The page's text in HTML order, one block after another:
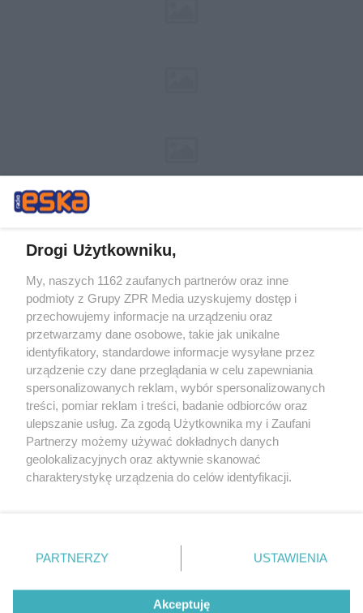
Żaden utwór zamieszczony w serwisie nie może być powielany i
rozpowszechniany lub dalej rozpowszechniany w jakikolwiek sposób (w
tym także elektroniczny lub mechaniczny) na jakimkolwiek polu
eksploatacji w jakiejkolwiek formie, włącznie z umieszczaniem w
Internecie bez pisemnej zgody właściciela praw. Jakiekolwiek użycie lub
wykorzystanie utworów w całości lub w części z naruszeniem prawa,
tzn. bez właściwej zgody, jest zabronione pod groźbą kary i może być
ścigane prawnie.
© 2026 Grupa ZPR Media
Drogi Użytkowniku,
My, naszych 1162 zaufanych partnerów oraz inne
podmioty z Grupy ZPR Media uzyskujemy dostęp i
przechowujemy informacje na urządzeniu oraz
przetwarzamy dane osobowe, takie jak unikalne
identyfikatory, standardowe informacje wysyłane przez
urządzenie czy dane przeglądania w celu zapewniania
spersonalizowanych reklam, wybór spersonalizowanych
treści, pomiar reklam i treści, badanie odbiorców oraz
ulepszanie usług. Za zgodą Użytkownika my i Zaufani
Partnerzy możemy używać dokładnych danych
geolokalizacyjnych oraz aktywnie skanować
charakterystykę urządzenia do celów identyfikacji.
zmienić/wycofać klikając przycisk ustawień prywatności
znajdujący się w lewym dolnym rogu strony
rodzaje przetwarzania danych nie wymagają zgody
użytkownika, ale masz prawo sprzeciwić się takiemu
PARTNERZY USTAWIENIA
Akceptuję